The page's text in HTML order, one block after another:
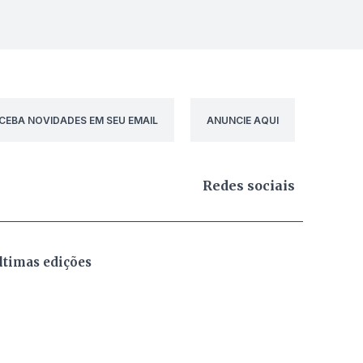
NOVIDADES EM SEU EMAIL ANUNCIE AQUI
Redes sociais
edições